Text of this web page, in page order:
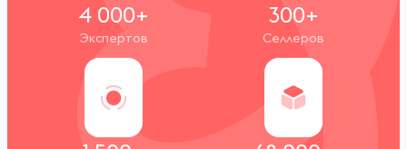
4 000+
Экспертов
300+
Селлеров